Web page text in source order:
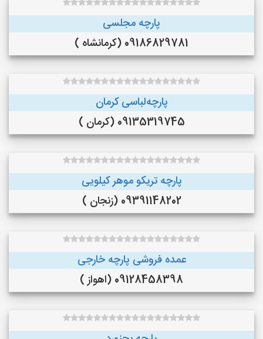
پارچه مجلسی
09186829781 (کرمانشاه )
پارچه‌لباسی کرمان
09135319745 (کرمان )
پارچه تریکو موهر کیلویی
09391148202 (زنجان )
عمده فروشی پارچه خارجی
09128458398 (اهواز )